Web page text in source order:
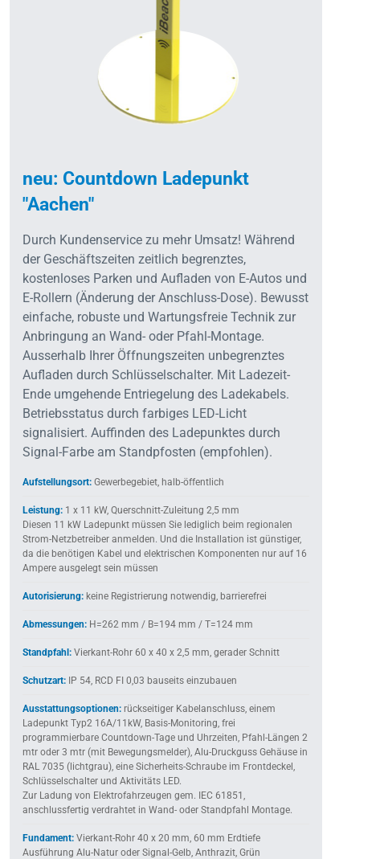
neu: Countdown Ladepunkt
"Aachen"
Durch Kundenservice zu mehr Umsatz! Während
der Geschäftszeiten zeitlich begrenztes,
kostenloses Parken und Aufladen von E-Autos und
E-Rollern (Änderung der Anschluss-Dose). Bewusst
einfache, robuste und Wartungsfreie Technik zur
Anbringung an Wand- oder Pfahl-Montage.
Ausserhalb Ihrer Öffnungszeiten unbegrenztes
Aufladen durch Schlüsselschalter. Mit Ladezeit-
Ende umgehende Entriegelung des Ladekabels.
Betriebsstatus durch farbiges LED-Licht
signalisiert. Auffinden des Ladepunktes durch
Signal-Farbe am Standpfosten (empfohlen).
Aufstellungsort:Gewerbegebiet, halb-öffentlich
Leistung:1 x 11 kW, Querschnitt-Zuleitung 2,5 mm
Diesen 11 kW Ladepunkt müssen Sie lediglich beim regionalen
Strom-Netzbetreiber anmelden. Und die Installation ist günstiger,
da die benötigen Kabel und elektrischen Komponenten nur auf 16
Ampere ausgelegt sein müssen
Autorisierung:keine Registrierung notwendig, barrierefrei
Abmessungen:H=262 mm / B=194 mm / T=124 mm
Standpfahl:Vierkant-Rohr 60 x 40 x 2,5 mm, gerader Schnitt
Schutzart:IP 54, RCD FI 0,03 bauseits einzubauen
Ausstattungsoptionen:rückseitiger Kabelanschluss, einem
Ladepunkt Typ2 16A/11kW, Basis-Monitoring, frei
programmierbare Countdown-Tage und Uhrzeiten, Pfahl-Längen 2
mtr oder 3 mtr (mit Bewegungsmelder), Alu-Druckguss Gehäuse in
RAL 7035 (lichtgrau), eine Sicherheits-Schraube im Frontdeckel,
Schlüsselschalter und Aktivitäts LED.
Zur Ladung von Elektrofahrzeugen gem. IEC 61851,
anschlussfertig verdrahtet in Wand- oder Standpfahl Montage.
Fundament:Vierkant-Rohr 40 x 20 mm, 60 mm Erdtiefe
Ausführung Alu-Natur oder Signal-Gelb, Anthrazit, Grün